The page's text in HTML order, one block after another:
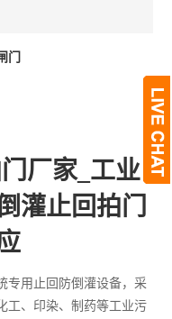
门
厂家_工业
灌止回拍门
专用止回防倒灌设备，采
工、印染、制药等工业污